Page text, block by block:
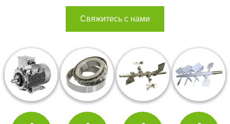
Свяжитесь с нами